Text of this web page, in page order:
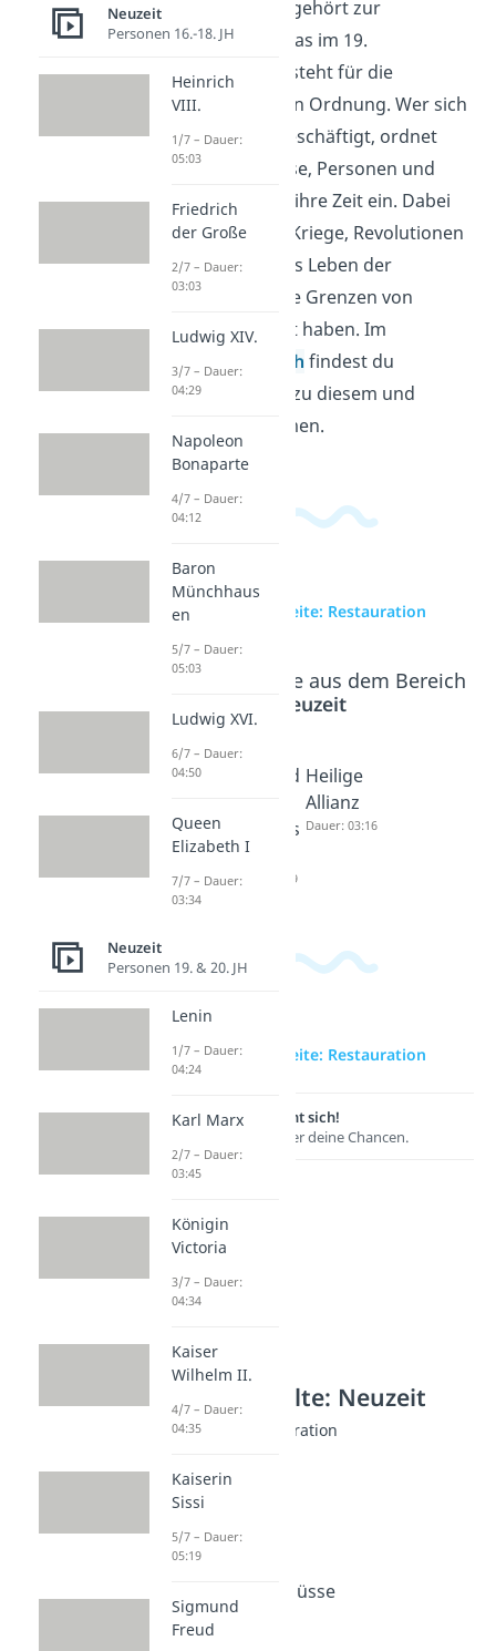
Die Restauration gehört zur
Geschichte Europas im 19.
Jahrhundert und steht für die
Rückkehr zur alten Ordnung. Wer sich
mit Geschichte beschäftigt, ordnet
wichtige Ereignisse, Personen und
politische Ziele in ihre Zeit ein. Dabei
erkennst du, wie Kriege, Revolutionen
und Herrscher das Leben der
Menschen und die Grenzen von
Staaten verändert haben. Im
Geschichtsbereich findest du
passende Videos zu diesem und
verwandten Themen.
zur Videoseite: Restauration
Beliebte Inhalte aus dem Bereich
Neuzeit
Deutsch
Dauer: 05:04
Karlsbad
Beschlüs
se
Dauer: 04:19
Heilige
Allianz
Dauer: 03:16
zur Videoseite: Restauration
Lernen lohnt sich!
Entdecke hier deine Chancen.
Weitere Inhalte: Neuzeit
Zeitalter der Restauration
Dauer: 04:58
Restauration
Deutscher Bund
Karlsbader Beschlüsse
Dauer: 04:19
Heilige Allianz
Neuzeit
Personen 16.-18. JH
Heinrich
VIII.
1/7 – Dauer:
05:03
Friedrich
der Große
2/7 – Dauer:
03:03
Ludwig XIV.
3/7 – Dauer:
04:29
Napoleon
Bonaparte
4/7 – Dauer:
04:12
Baron
Münchhaus
en
5/7 – Dauer:
05:03
Ludwig XVI.
6/7 – Dauer:
04:50
Queen
Elizabeth I
7/7 – Dauer:
03:34
Neuzeit
Personen 19. & 20. JH
Lenin
1/7 – Dauer:
04:24
Karl Marx
2/7 – Dauer:
03:45
Königin
Victoria
3/7 – Dauer:
04:34
Kaiser
Wilhelm II.
4/7 – Dauer:
04:35
Kaiserin
Sissi
5/7 – Dauer:
05:19
Sigmund
Freud